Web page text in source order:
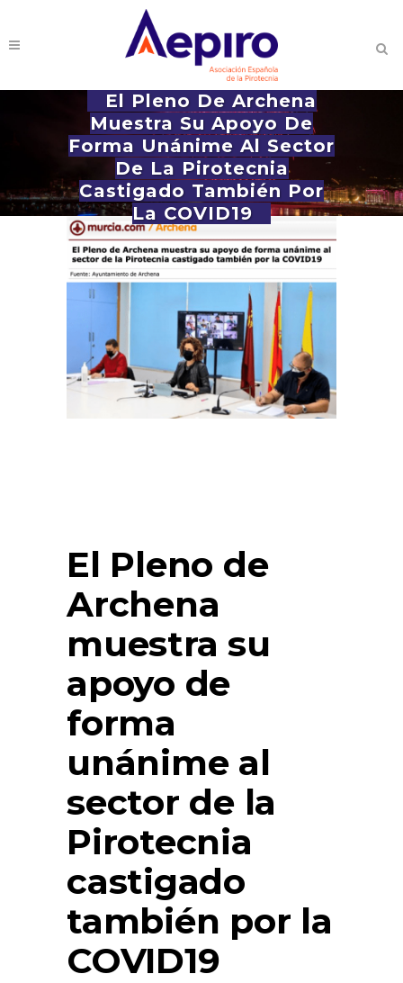
El Pleno De Archena
Muestra Su Apoyo De
Forma Unánime Al Sector
De La Pirotecnia
Castigado También Por
La COVID19
El Pleno de
Archena
muestra su
apoyo de
forma
unánime al
sector de la
Pirotecnia
castigado
también por la
COVID19